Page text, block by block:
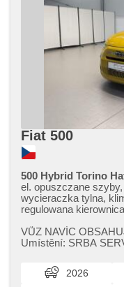
Fiat 500
500 Hybrid Torino
el. opuszczane
wycieraczka tylna,
regulowana
czujnik ciśnienia
(PEBS), sledování
Apple CarPlay,
VŮZ NAVÍC
Umístění: SRBA
2026